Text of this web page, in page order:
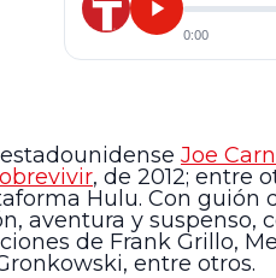
0:00
Joe
, de 2012; entre
Hulu. Con guión
aventura y
de Frank Grillo,
entre otros.